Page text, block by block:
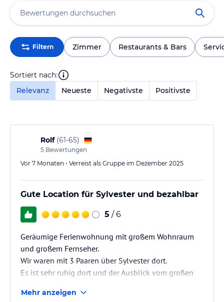
Filtern Zimmer Restaurants & Bars
Sortiert nach:
Relevanz
Neueste Negativste Positivste
Rolf (61-65)
5 Bewertungen
Vor 7 Monaten • Verreist als Gruppe im Dezember 2025
Gute Location für Sylvester und bezahlbar
5 / 6
Geräumige Ferienwohnung mit großem Wohnraum
und großem Fernseher.
Wir waren mit 3 Paaren über Sylvester dort.
Es ist sehr ruhig dort und der Ausblick vom großen
Die Betten sind bequem und jedes Schlafzimmer hat
Mehr anzeigen